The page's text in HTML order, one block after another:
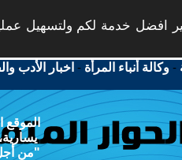
افضل خدمة لكم ولتسهيل
-وكالة أنباء المرأة - اخبار الأدب
"من